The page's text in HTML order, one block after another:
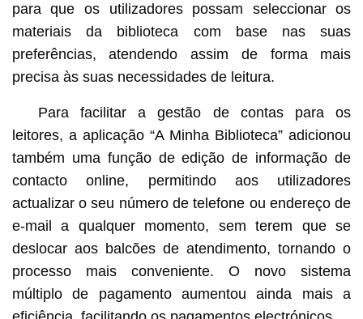
para que os utilizadores possam seleccionar os
materiais da biblioteca com base nas suas
preferências, atendendo assim de forma mais
precisa às suas necessidades de leitura.
Para facilitar a gestão de contas para os
leitores, a aplicação “A Minha Biblioteca” adicionou
também uma função de edição de informação de
contacto online, permitindo aos utilizadores
actualizar o seu número de telefone ou endereço de
e-mail a qualquer momento, sem terem que se
deslocar aos balcões de atendimento, tornando o
processo mais conveniente. O novo sistema
múltiplo de pagamento aumentou ainda mais a